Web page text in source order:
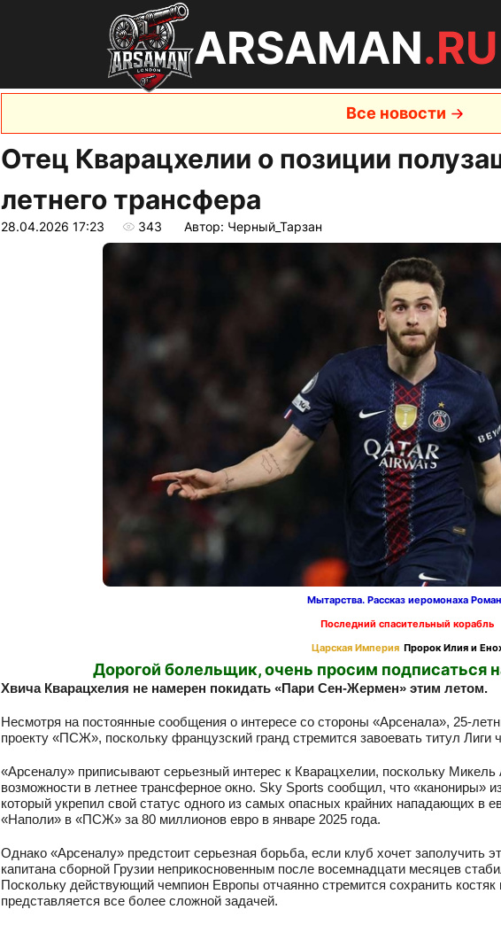
ARSAMAN.RU
Все новости
Отец Кварацхелии о позиции
летнего трансфера
28.04.2026 17:23 343 Автор: Черный_Тарзан
Мытарства. Рассказ иеромонаха
Последний спасительный корабль
Царская Империя Пророк Илия и
Дорогой болельщик, очень просим подписаться
Хвича Кварацхелия не намерен покидать «Пари Сен-Жермен» этим летом.
Несмотря на постоянные сообщения о интересе со стороны «Арсенала», 25-
проекту «ПСЖ», поскольку французский гранд стремится завоевать титул Лиги
«Арсеналу» приписывают серьезный интерес к Кварацхелии, поскольку
возможности в летнее трансферное окно. Sky Sports сообщил, что «канониры»
который укрепил свой статус одного из самых опасных крайних нападающих в
«Наполи» в «ПСЖ» за 80 миллионов евро в январе 2025 года.
Однако «Арсеналу» предстоит серьезная борьба, если клуб хочет заполучить
капитана сборной Грузии неприкосновенным после восемнадцати месяцев
Поскольку действующий чемпион Европы отчаянно стремится сохранить
представляется все более сложной задачей.